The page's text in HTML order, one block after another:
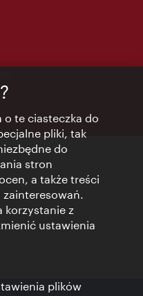
o te ciasteczka do
pliki, tak
do
stron
a także treści
korzystanie z
ustawienia
plików